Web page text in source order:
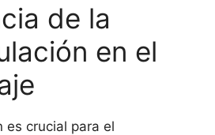
de la
en el
es crucial para el